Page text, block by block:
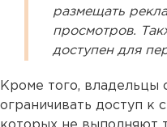
размещать
просмотров.
доступен для
Кроме того, владельцы
ограничивать доступ к